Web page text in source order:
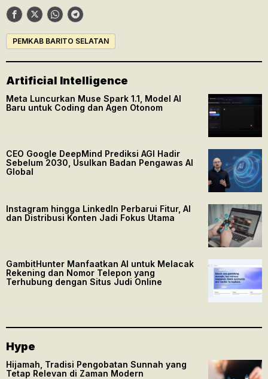
PEMKAB BARITO SELATAN
Artificial Intelligence
Meta Luncurkan Muse Spark 1.1, Model AI
Baru untuk Coding dan Agen Otonom
CEO Google DeepMind Prediksi AGI Hadir
Sebelum 2030, Usulkan Badan Pengawas AI
Global
Instagram hingga LinkedIn Perbarui Fitur, AI
dan Distribusi Konten Jadi Fokus Utama
GambitHunter Manfaatkan AI untuk Melacak
Rekening dan Nomor Telepon yang
Terhubung dengan Situs Judi Online
Hype
Hijamah, Tradisi Pengobatan Sunnah yang
Tetap Relevan di Zaman Modern